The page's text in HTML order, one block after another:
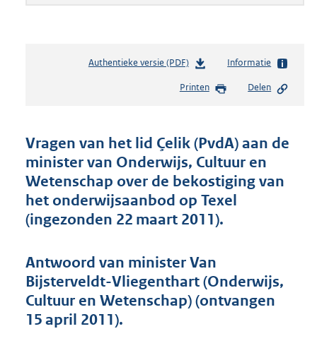
Authentieke versie (PDF)b
s
d
s
g
r
o
o
t
e
:
4
Informatie
Printen Delen
Vragen van het lid Çelik (PvdA) aan de
minister van Onderwijs, Cultuur en
Wetenschap over de bekostiging van
het onderwijsaanbod op Texel
(ingezonden 22 maart 2011).
Antwoord van minister Van
Bijsterveldt-Vliegenthart (Onderwijs,
Cultuur en Wetenschap) (ontvangen
15 april 2011).